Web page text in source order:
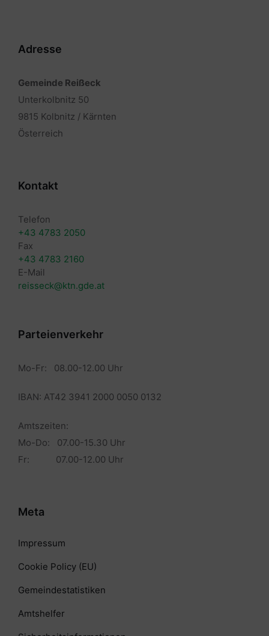
Adresse
Gemeinde Reißeck
Unterkolbnitz 50
9815 Kolbnitz / Kärnten
Österreich
Kontakt
Telefon
+43 4783 2050
Fax
+43 4783 2160
E-Mail
reisseck@ktn.gde.at
Parteienverkehr
Mo-Fr: 08.00-12.00 Uhr
IBAN: AT42 3941 2000 0050 0132
Amtszeiten:
Mo-Do: 07.00-15.30 Uhr
Fr: 07.00-12.00 Uhr
Meta
Impressum
Cookie Policy (EU)
Gemeindestatistiken
Amtshelfer